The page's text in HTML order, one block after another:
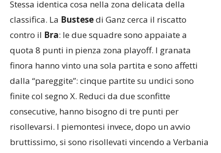
Stessa identica cosa nella zona delicata della
classifica. La
: le due squadre sono appaiate a
quota 8 punti in pienza zona playoff. I granata
dalla “pareggite”: cinque partite su undici sono